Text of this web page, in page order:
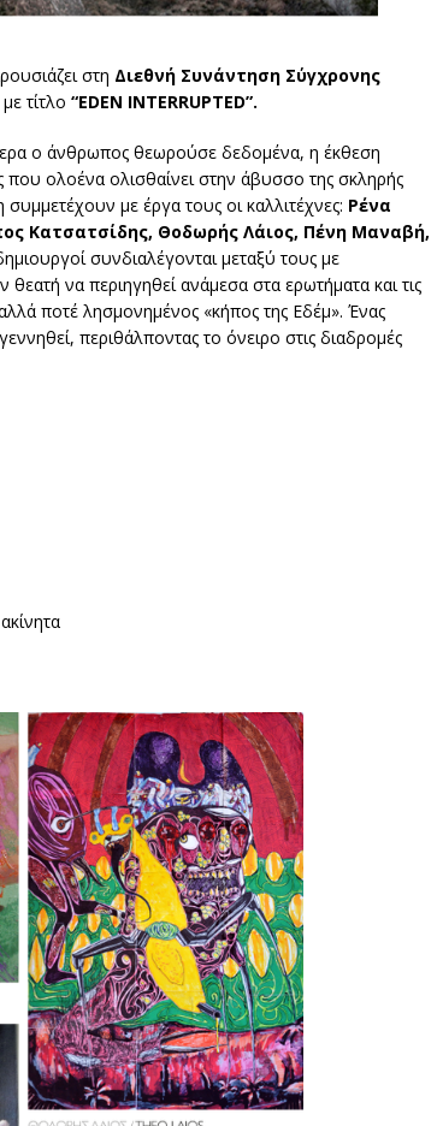
στη Διεθνή Συνάντηση Σύγχρονης
τίτλο “EDEN INTERRUPTED”.
ο άνθρωπος θεωρούσε δεδομένα, η έκθεση
που ολοένα ολισθαίνει στην άβυσσο της σκληρής
με έργα τους οι καλλιτέχνες: Ρένα
Κατσατσίδης, Θοδωρής Λάιος, Πένη Μαναβή,
συνδιαλέγονται μεταξύ τους με
να περιηγηθεί ανάμεσα στα ερωτήματα και τις
ποτέ λησμονημένος «κήπος της Εδέμ». Ένας
περιθάλποντας το όνειρο στις διαδρομές